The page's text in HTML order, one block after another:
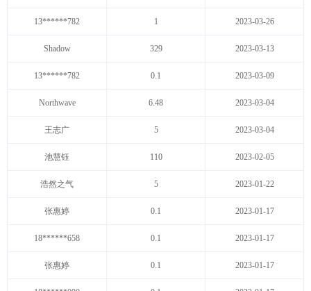
13******782 1 2023-03-26
Shadow 329 2023-03-13
13******782 0.1 2023-03-09
Northwave 6.48 2023-03-04
王志广 5 2023-03-04
池慧钰 110 2023-02-05
浩然之气 5 2023-01-22
张惠婷 0.1 2023-01-17
18******658 0.1 2023-01-17
张惠婷 0.1 2023-01-17